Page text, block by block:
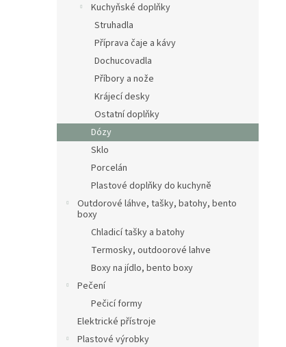
Kuchyňské doplňky
Struhadla
Příprava čaje a kávy
Dochucovadla
Příbory a nože
Krájecí desky
Ostatní doplňky
Dózy
Sklo
Porcelán
Plastové doplňky do kuchyně
Outdorové láhve, tašky, batohy, bento
boxy
Chladicí tašky a batohy
Termosky, outdoorové lahve
Boxy na jídlo, bento boxy
Pečení
Pečicí formy
Elektrické přístroje
Plastové výrobky